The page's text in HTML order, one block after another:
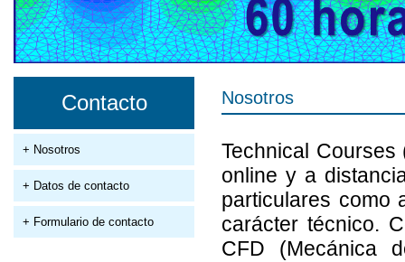
Contacto
+ Nosotros
+ Datos de contacto
+ Formulario de contacto
Nosotros
Technical
online y a
particulares como
carácter técnico.
CFD (Mecánica